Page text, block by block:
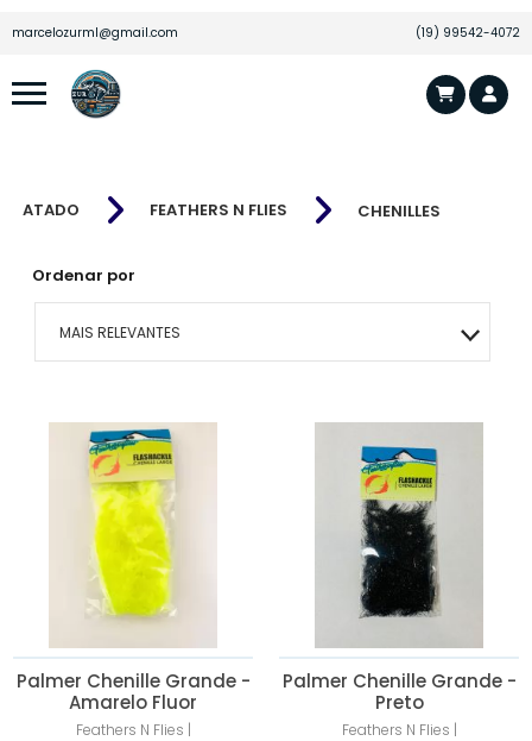
marcelozurml@gmail.com (19) 99542-4072
ATADO FEATHERS N FLIES CHENILLES
Ordenar por
MAIS RELEVANTES
MENOR PREÇO
MAIOR PREÇO
Palmer Chenille Grande -
Amarelo Fluor
Feathers N Flies |
Palmer Chenille Grande -
Preto
Feathers N Flies |